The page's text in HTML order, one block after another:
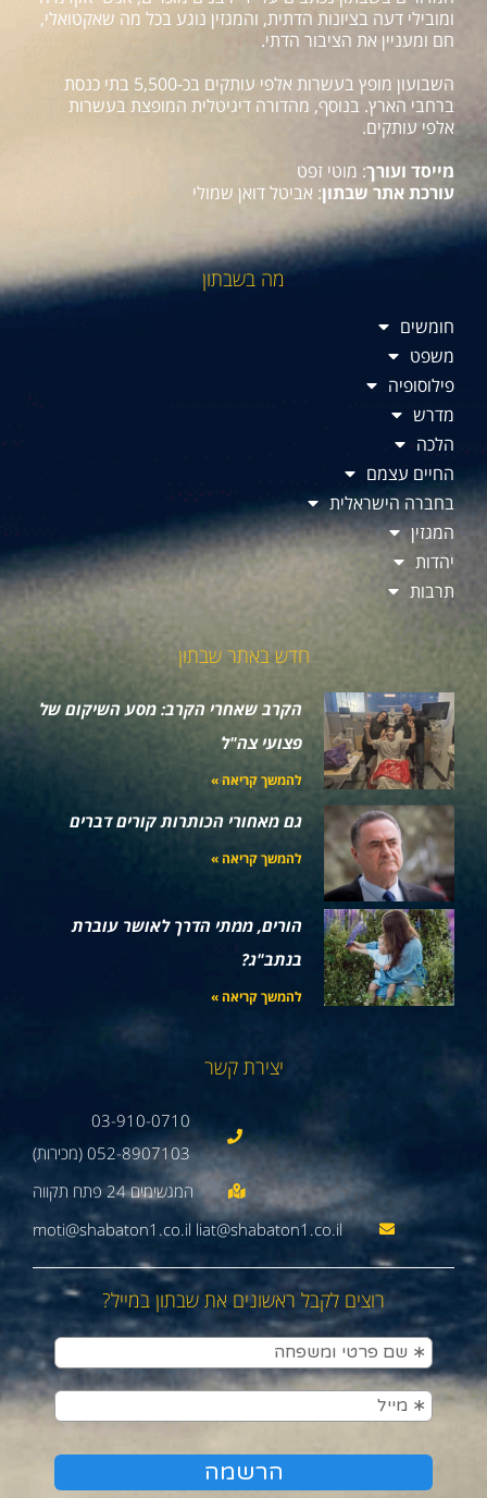
ומובילי דעה בציונות הדתית, והמגזין נוגע בכל מה שאקטואלי,
חם ומעניין את הציבור הדתי.
השבועון מופץ בעשרות אלפי עותקים בכ-5,500 בתי כנסת
ברחבי הארץ. בנוסף, מהדורה דיגיטלית המופצת בעשרות
אלפי עותקים.
מייסד ועורך: מוטי זפט
עורכת אתר שבתון: אביטל דואן שמולי
מה בשבתון
חומשים
משפט
פילוסופיה
מדרש
הלכה
החיים עצמם
בחברה הישראלית
המגזין
יהדות
תרבות
חדש באתר שבתון
הקרב שאחרי הקרב: מסע השיקום של
פצועי צה"ל
להמשך קריאה »
גם מאחורי הכותרות קורים דברים
להמשך קריאה »
הורים, ממתי הדרך לאושר עוברת
בנתב"ג?
להמשך קריאה »
יצירת קשר
03-910-0710
052-8907103 (מכירות)
moti@shabaton1.co.il liat@shabaton1.co.il
רוצים לקבל ראשונים את שבתון במייל?